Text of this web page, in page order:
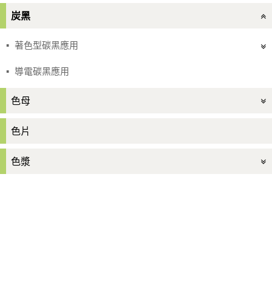
炭黑
著色型碳黑應用
導電碳黑應用
色母
色片
色漿